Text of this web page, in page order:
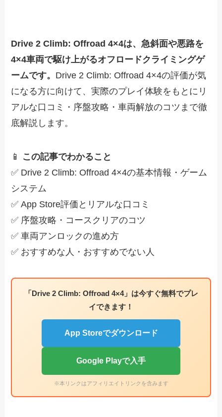
Drive 2 Climb: Offroad 4×4は、急斜面や悪路を
4×4車両で駆け上がるオフロードクライミングゲ
ームです。 Drive 2 Climb: Offroad 4×4の評価が気
になる方に向けて、実際のプレイ体験をもとにリ
アルな口コミ・序盤攻略・車両解放のコツまで徹
底解説します。
📱 この記事でわかること
✅ Drive 2 Climb: Offroad 4×4の基本情報・ゲーム
システム
✅ App Store評価とリアルな口コミ
✅ 序盤攻略・コースクリアのコツ
✅ 車両アンロックの進め方
✅ おすすめな人・おすすめでない人
「Drive 2 Climb: Offroad 4×4」は今すぐ無料でプレ
イできます！
App Storeでダウンロード
Google Playで入手
※本リンクはアフィリエイトリンクを含みます